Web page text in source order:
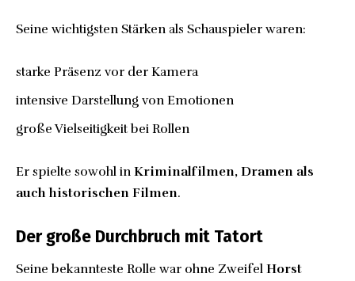
Seine wichtigsten Stärken als Schauspieler waren:
starke Präsenz vor der Kamera
intensive Darstellung von Emotionen
große Vielseitigkeit bei Rollen
Er spielte sowohl in Kriminalfilmen, Dramen als
auch historischen Filmen.
Der große Durchbruch mit Tatort
Seine bekannteste Rolle war ohne Zweifel Horst